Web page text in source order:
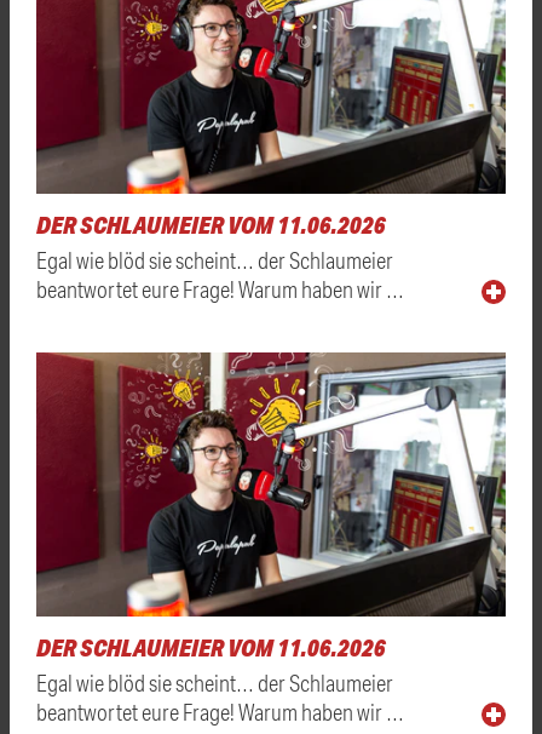
DER SCHLAUMEIER VOM 11.06.2026
Egal wie blöd sie scheint… der Schlaumeier
beantwortet eure Frage! Warum haben wir …
DER SCHLAUMEIER VOM 11.06.2026
Egal wie blöd sie scheint… der Schlaumeier
beantwortet eure Frage! Warum haben wir …